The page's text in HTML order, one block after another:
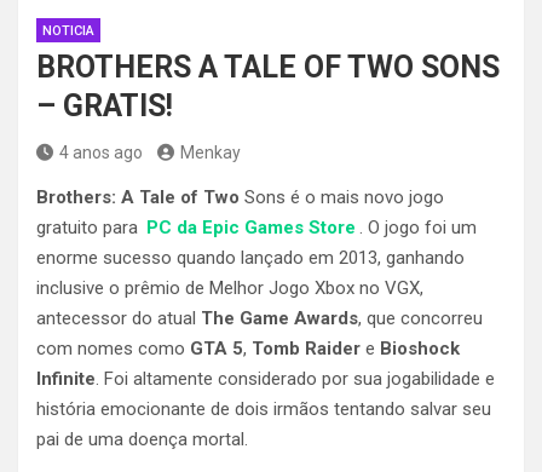
NOTICIA
BROTHERS A TALE OF TWO SONS
– GRATIS!
4 anos ago Menkay
Brothers: A Tale of Two Sons é o mais novo jogo
gratuito para PC da Epic Games Store . O jogo foi um
enorme sucesso quando lançado em 2013, ganhando
inclusive o prêmio de Melhor Jogo Xbox no VGX,
antecessor do atual The Game Awards, que concorreu
com nomes como GTA 5, Tomb Raider e Bioshock
Infinite. Foi altamente considerado por sua jogabilidade e
história emocionante de dois irmãos tentando salvar seu
pai de uma doença mortal.